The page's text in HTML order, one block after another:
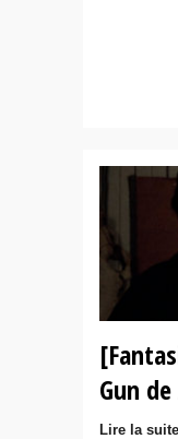
Gun
Lire la suite